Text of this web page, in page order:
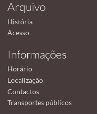
Arquivo
História
Acesso
Informações
Horário
Localização
Contactos
Transportes públicos